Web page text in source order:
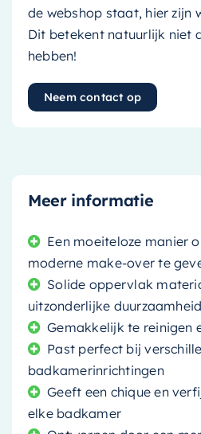
de webshop staat, hier zijn
Dit betekent natuurlijk niet
hebben!
Neem contact op
Meer informatie
Een moeiteloze manier
moderne make-over te
Solide oppervlak
uitzonderlijke
Gemakkelijk te reinigen
Past perfect bij
badkamerinrichtingen
Geeft een chique en
elke badkamer